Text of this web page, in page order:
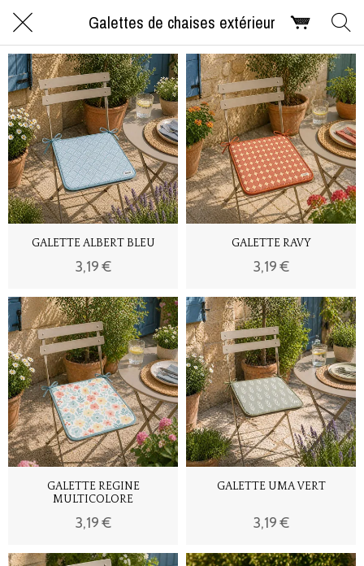
Galettes de chaises extérieur
GALETTE ALBERT BLEU
3,19 €
GALETTE RAVY
3,19 €
GALETTE REGINE
MULTICOLORE
3,19 €
GALETTE UMA VERT
3,19 €